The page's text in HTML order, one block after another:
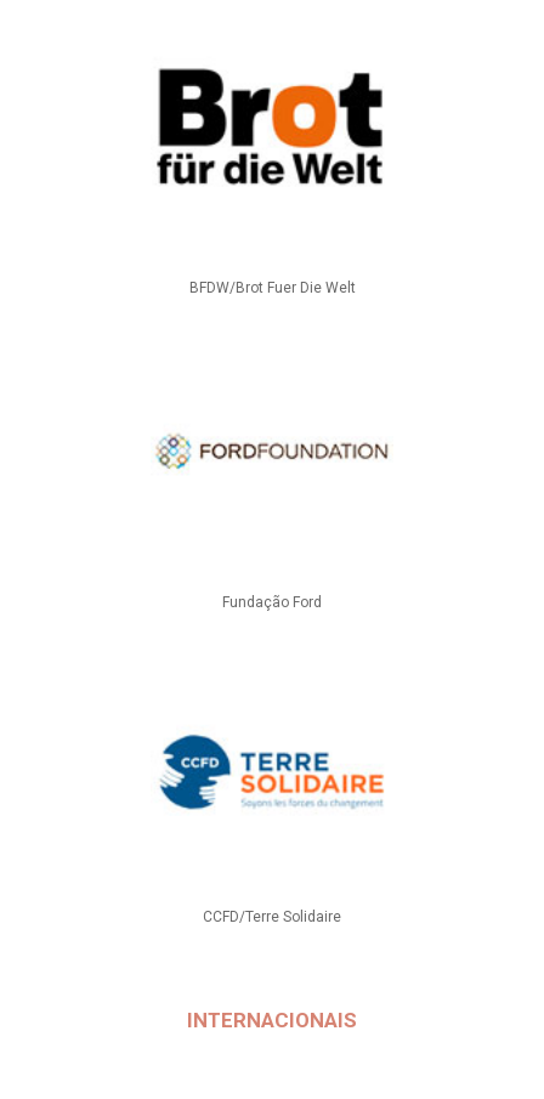
BFDW/Brot Fuer Die Welt
Fundação Ford
CCFD/Terre Solidaire
INTERNACIONAIS